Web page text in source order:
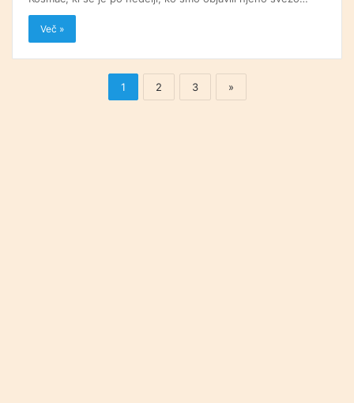
Več »
1 2 3 »